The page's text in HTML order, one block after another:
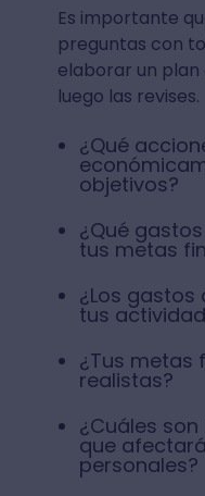
Es importante
preguntas con
elaborar un plan
luego las revises.
¿Qué
objetivos?
¿Qué
tus metas
¿Los
tus
¿Tus metas
realistas?
¿Cuáles
que
personales?